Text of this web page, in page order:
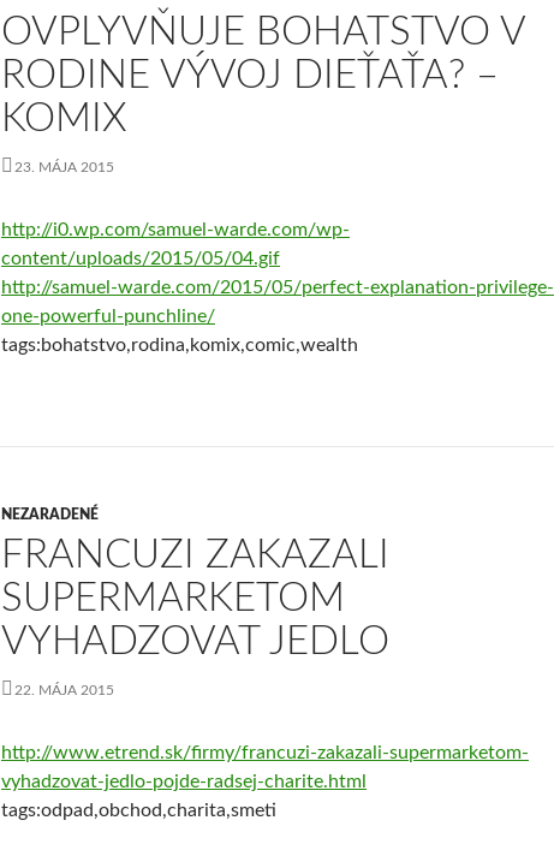
OVPLYVŇUJE BOHATSTVO V
RODINE VÝVOJ DIEŤAŤA? –
KOMIX
23. MÁJA 2015
http://i0.wp.com/samuel-warde.com/wp-
content/uploads/2015/05/04.gif
http://samuel-warde.com/2015/05/perfect-explanation-privilege-
one-powerful-punchline/
tags:bohatstvo,rodina,komix,comic,wealth
NEZARADENÉ
FRANCUZI ZAKAZALI
SUPERMARKETOM
VYHADZOVAT JEDLO
22. MÁJA 2015
http://www.etrend.sk/firmy/francuzi-zakazali-supermarketom-
vyhadzovat-jedlo-pojde-radsej-charite.html
tags:odpad,obchod,charita,smeti